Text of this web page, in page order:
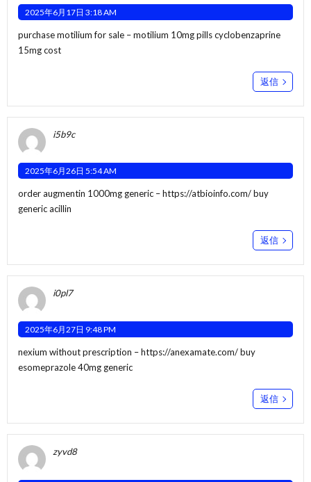
2025年6月17日 3:18 AM
purchase motilium for sale –motilium 10mg pillscyclobenzaprine
15mg cost
返信
i5b9c
2025年6月26日 5:54 AM
order augmentin 1000mg generic –https://atbioinfo.com/buy
generic acillin
返信
i0pl7
2025年6月27日 9:48 PM
nexium without prescription –https://anexamate.com/buy
esomeprazole 40mg generic
返信
zyvd8